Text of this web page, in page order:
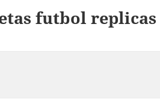
futbol